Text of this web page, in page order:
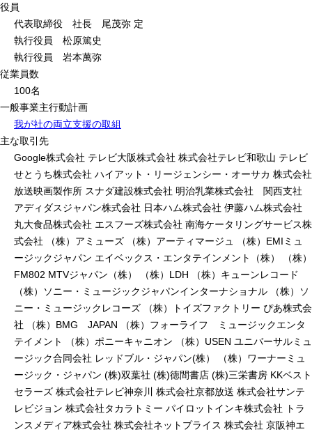
役員
代表取締役 社長 尾茂弥 定
執行役員 松原篤史
執行役員 岩本萬弥
従業員数
100名
一般事業主行動計画
我が社の両立支援の取組
主な取引先
Google株式会社 テレビ大阪株式会社 株式会社テレビ和歌山 テレビ
せとうち株式会社 ハイアット・リージェンシー・オーサカ 株式会社
放送映画製作所 スナダ建設株式会社 明治乳業株式会社 関西支社
アディダスジャパン株式会社 日本ハム株式会社 伊藤ハム株式会社
丸大食品株式会社 エスフーズ株式会社 南海ケータリングサービス株
式会社 （株）アミューズ （株）アーティマージュ （株）EMIミュ
ージックジャパン エイベックス・エンタテインメント（株） （株）
FM802 MTVジャパン（株） （株）LDH （株）キューンレコード
（株）ソニー・ミュージックジャパンインターナショナル （株）ソ
ニー・ミュージックレコーズ （株）トイズファクトリー ぴあ株式会
社 （株）BMG JAPAN （株）フォーライフ ミュージックエンタ
テイメント （株）ポニーキャニオン （株）USEN ユニバーサルミュ
ージック合同会社 レッドブル・ジャパン(株） （株）ワーナーミュ
ージック・ジャパン (株)双葉社 (株)徳間書店 (株)三栄書房 KKベスト
セラーズ 株式会社テレビ神奈川 株式会社京都放送 株式会社サンテ
レビジョン 株式会社タカラトミー パイロットインキ株式会社 トラ
ンスメディア株式会社 株式会社ネットプライス 株式会社 京阪神エ